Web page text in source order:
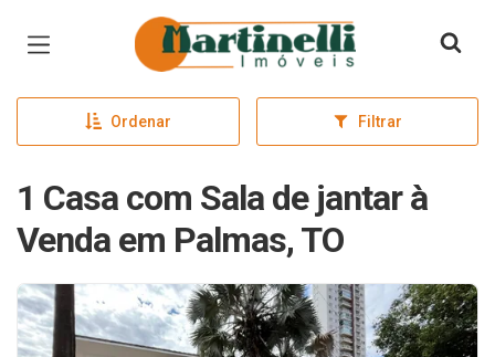
Página inicial
Ordenar Filtrar
1 Casa com Sala de jantar à
Venda em Palmas, TO